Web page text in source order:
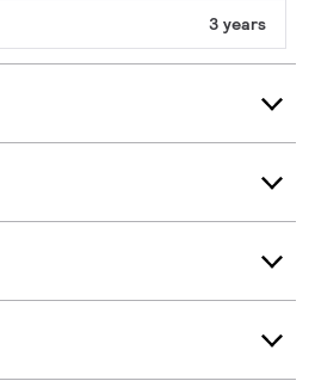
3 years